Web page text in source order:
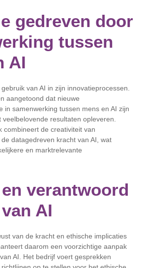
gedreven door
tussen
AI
van AI in zijn innovatieprocessen.
aangetoond dat nieuwe
in samenwerking tussen mens en AI zijn
resultaten opleveren.
combineert de creativiteit van
datagedreven kracht van AI, wat
en marktrelevante
verantwoord
AI
van de kracht en ethische implicaties
daarom een ​​voorzichtige aanpak
AI. Het bedrijf voert gesprekken